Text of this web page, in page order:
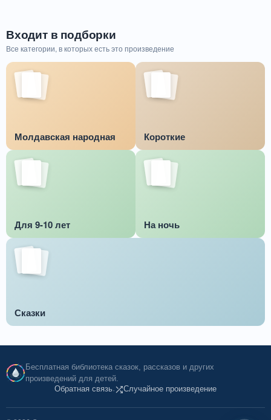
Входит в подборки
Все категории, в которых есть это произведение
Молдавская народная Короткие
Для 9-10 лет На ночь
Сказки
Бесплатная библиотека сказок, рассказов и других
произведений для детей.
Обратная связь· Случайное произведение